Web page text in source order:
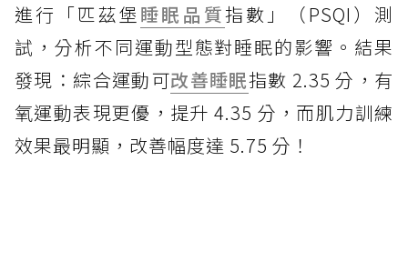
進行「匹茲堡 睡眠品質指數」（PSQI）測
試，分析不同運動型態對睡眠的影響。結果
發現：綜合運動可改善睡眠指數 2.35 分，有
氧運動表現更優，提升 4.35 分，而肌力訓練
效果最明顯，改善幅度達 5.75 分！